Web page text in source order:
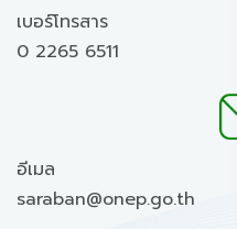
เบอร์โทรสาร
0 2265 6511
อีเมล
saraban@onep.go.th